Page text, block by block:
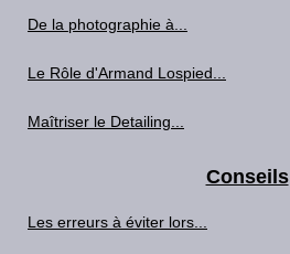
De la photographie à...
Le Rôle d'Armand Lospied...
Maîtriser le Detailing...
Conseils
Les erreurs à éviter lors...